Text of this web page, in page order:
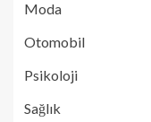
Moda
Otomobil
Psikoloji
Sağlık